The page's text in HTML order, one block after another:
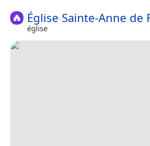
Église Sainte-Anne de
église